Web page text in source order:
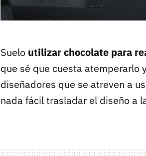
Suelo utilizar chocolate para
que sé que cuesta atemperarlo
diseñadores que se atreven a
nada fácil trasladar el diseño a